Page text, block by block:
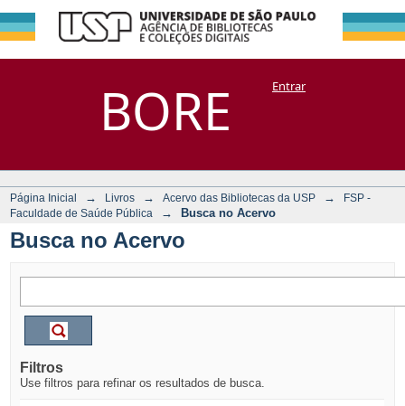
BORE
Busca no Acervo
DSpace/Manakin + CoriscoEntrar
Página Inicial → Livros → Acervo das Bibliotecas da USP →
FSP -
Faculdade de Saúde Pública
→ Busca no Acervo
Busca no Acervo
Filtros
Use filtros para refinar os resultados de busca.